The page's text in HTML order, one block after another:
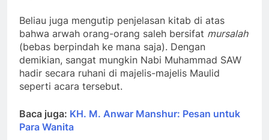
Beliau juga mengutip penjelasan kitab di atas
bahwa arwah orang-orang saleh bersifat mursalah
(bebas berpindah ke mana saja). Dengan
demikian, sangat mungkin Nabi Muhammad SAW
hadir secara ruhani di majelis-majelis Maulid
seperti acara tersebut.
Baca juga: KH. M. Anwar Manshur: Pesan untuk
Para Wanita